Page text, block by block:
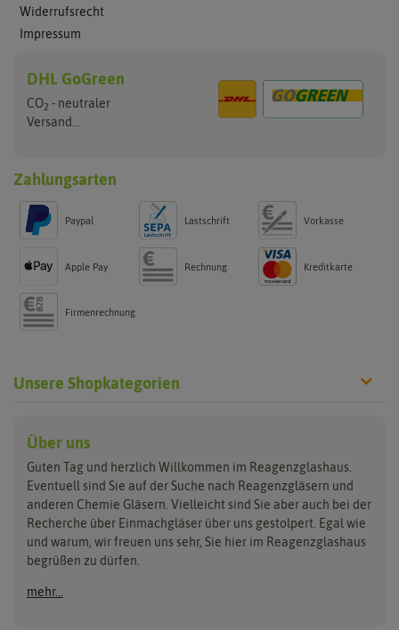
Widerrufsrecht
Impressum
DHL GoGreen
CO2 - neutraler
Versand...
Zahlungsarten
Paypal Lastschrift Vorkasse
Apple Pay Rechnung Kreditkarte
Firmenrechnung
Unsere Shopkategorien
aus Glas
aus Kunststoff
Reagenzgläser Sets
Glasstrohhalme
Klammern
Glasstopfen
Gummistopfen
Korken
Lamellenstopfen
Schraubverschlüsse
Laborgläser
Bechergläser
Erlenmeyerkolben
Messzylinder
Petrischalen
Trichter
Reinigung
Über uns
Guten Tag und herzlich Willkommen im Reagenzglashaus.
Eventuell sind Sie auf der Suche nach Reagenzgläsern und
anderen Chemie Gläsern. Vielleicht sind Sie aber auch bei der
Recherche über Einmachgläser über uns gestolpert. Egal wie
und warum, wir freuen uns sehr, Sie hier im Reagenzglashaus
begrüßen zu dürfen.
mehr...